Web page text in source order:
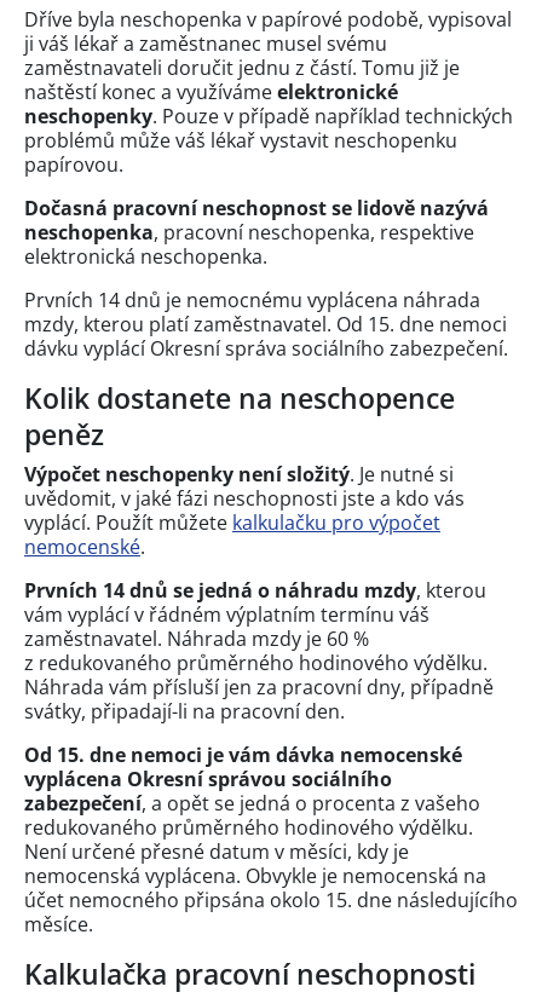
Dříve byla neschopenka v papírové podobě, vypisoval
ji váš lékař a zaměstnanec musel svému
zaměstnavateli doručit jednu z částí. Tomu již je
naštěstí konec a využívámeelektronické
neschopenky. Pouze v případě například technických
problémů může váš lékař vystavit neschopenku
papírovou.
Dočasná pracovní neschopnost se lidově nazývá
neschopenka, pracovní neschopenka, respektive
elektronická neschopenka.
Prvních 14 dnů je nemocnému vyplácena náhrada
mzdy, kterou platí zaměstnavatel. Od 15. dne nemoci
dávku vyplácí Okresní správa sociálního zabezpečení.
Kolik dostanete na neschopence
peněz
Výpočet neschopenky není složitý. Je nutné si
uvědomit, v jaké fázi neschopnosti jste a kdo vás
vyplácí. Použít můžete kalkulačku pro výpočet
nemocenské.
Prvních 14 dnů se jedná o náhradu mzdy, kterou
vám vyplácí v řádném výplatním termínu váš
zaměstnavatel. Náhrada mzdy je 60 %
z redukovaného průměrného hodinového výdělku.
Náhrada vám přísluší jen za pracovní dny, případně
svátky, připadají-li na pracovní den.
Od 15. dne nemoci je vám dávka nemocenské
vyplácena Okresní správou sociálního
zabezpečení, a opět se jedná o procenta z vašeho
redukovaného průměrného hodinového výdělku.
Není určené přesné datum v měsíci, kdy je
nemocenská vyplácena. Obvykle je nemocenská na
účet nemocného připsána okolo 15. dne následujícího
měsíce.
Kalkulačka pracovní neschopnosti